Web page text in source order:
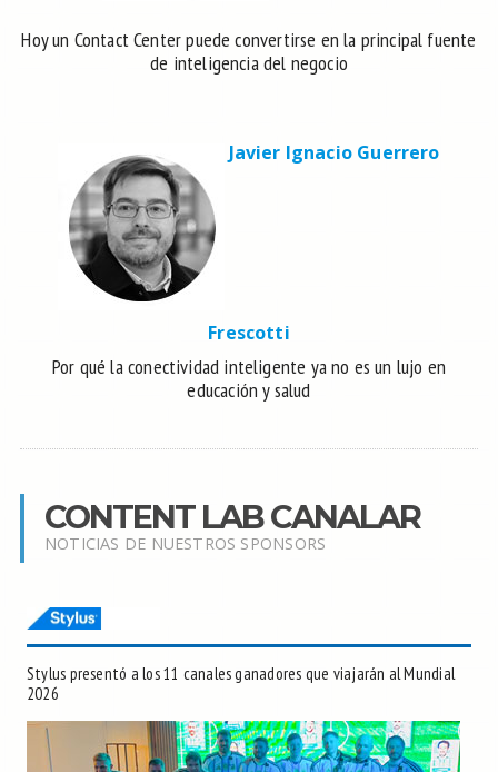
Hoy un Contact Center puede convertirse en la principal fuente
de inteligencia del negocio
Javier Ignacio Guerrero
Frescotti
Por qué la conectividad inteligente ya no es un lujo en
educación y salud
CONTENT LAB CANALAR
NOTICIAS DE NUESTROS SPONSORS
Stylus presentó a los 11 canales ganadores que viajarán al Mundial
2026